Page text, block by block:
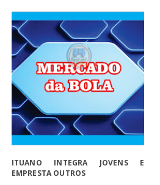
ITUANO INTEGRA JOVENS E
EMPRESTA OUTROS